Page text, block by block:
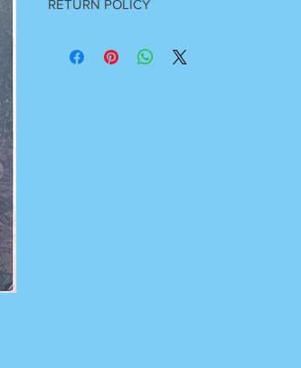
RETURN POLICY
For any clarification please call or whatsapp